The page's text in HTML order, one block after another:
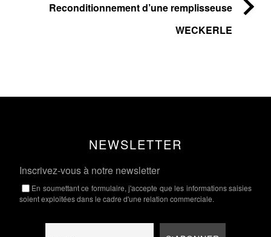
Reconditionnement d’une remplisseuse
WECKERLE
NEWSLETTER
Inscrivez-vous à notre newsletter
En soumettant ce formulaire, j'accepte que les informations saisies
soient exploitées dans le cadre d'une relation commerciale.